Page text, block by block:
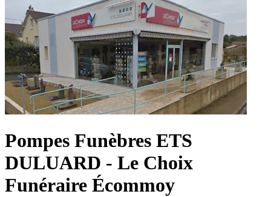
Pompes Funèbres ETS
DULUARD - Le Choix
Funéraire Écommoy